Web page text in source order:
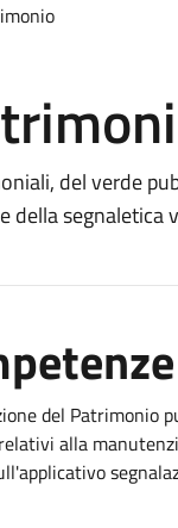
del verde
della segnaletica
del Patrimonio
alla